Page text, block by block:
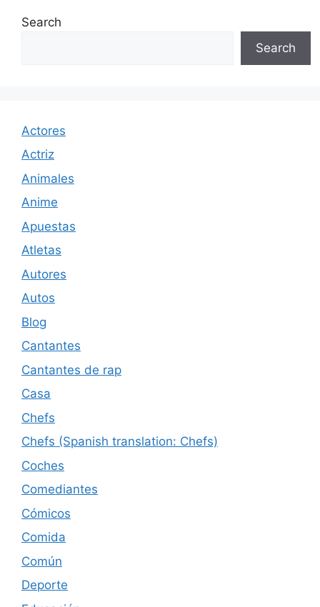
Search
Search
Actores
Actriz
Animales
Anime
Apuestas
Atletas
Autores
Autos
Blog
Cantantes
Cantantes de rap
Casa
Chefs
Chefs (Spanish translation: Chefs)
Coches
Comediantes
Cómicos
Comida
Común
Deporte